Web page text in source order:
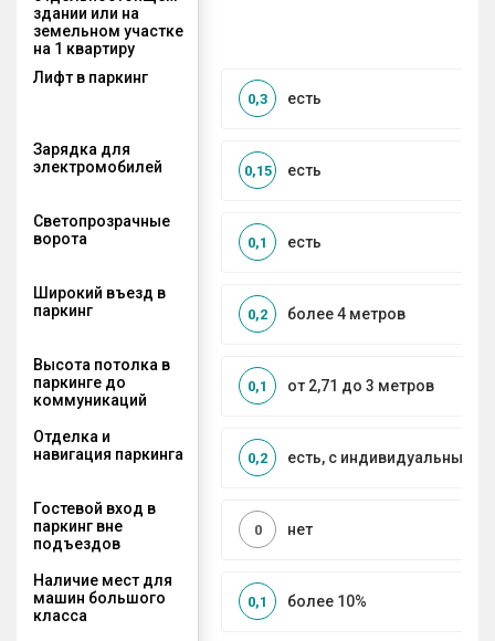
здании или на
земельном участке
на 1 квартиру
Лифт в паркинг
есть
0,3
Зарядка для
электромобилей
есть
0,15
Светопрозрачные
ворота
есть
0,1
Широкий въезд в
паркинг
более 4 метров
0,2
Высота потолка в
паркинге до
коммуникаций
от 2,71 до 3 метров
0,1
Отделка и
навигация паркинга
есть, с индивидуальным
0,2
Гостевой вход в
паркинг вне
подъездов
нет
0
Наличие мест для
машин большого
класса
более 10%
0,1